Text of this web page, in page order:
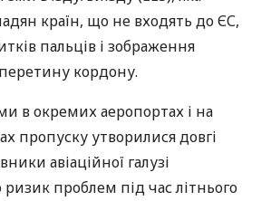
країн, що не входять до ЄС,
пальців і зображення
кордону.
в окремих аеропортах і на
пропуску утворилися довгі
авіаційної галузі
проблем під час літнього